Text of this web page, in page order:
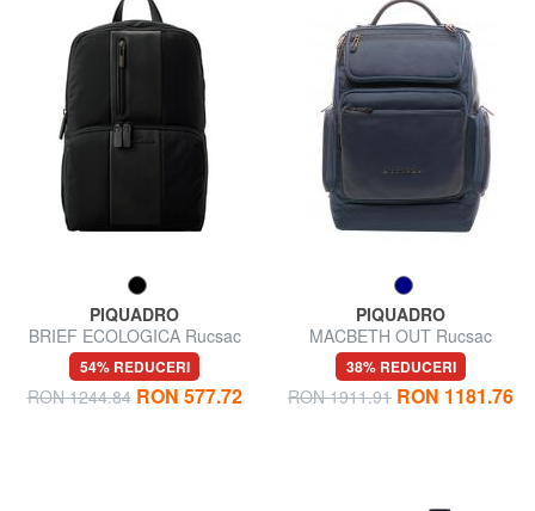
PIQUADRO
BRIEF ECOLOGICA Rucsac
din material reciclat, laptop de
14".
54% REDUCERI
RON 1244.84 RON 577.72
PIQUADRO
MACBETH OUT Rucsac
pentru laptop de 15", Ediție
Specială
38% REDUCERI
RON 1911.91 RON 1181.76